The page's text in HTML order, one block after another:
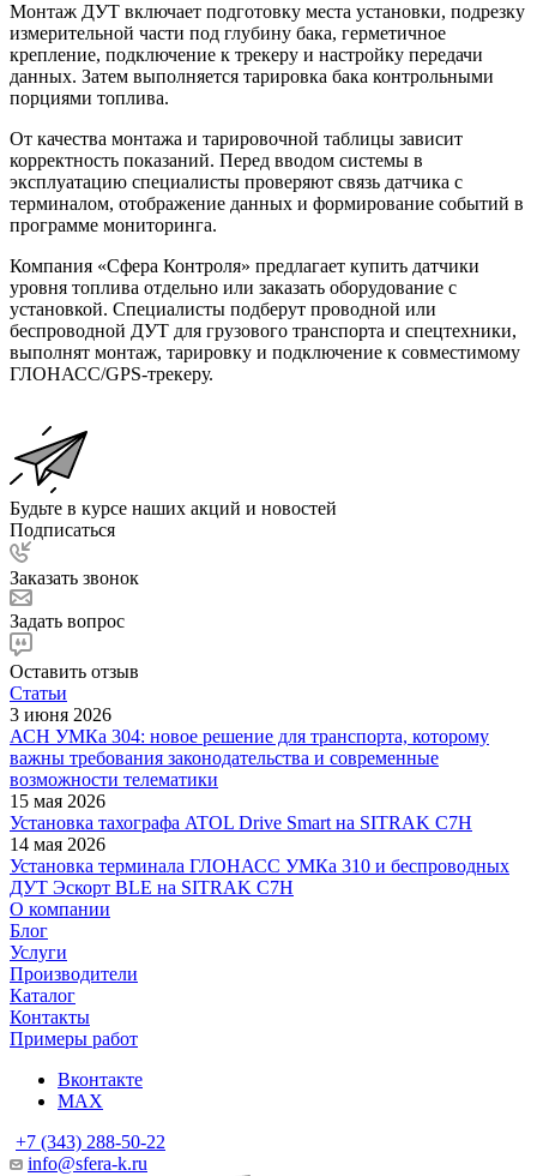
Монтаж ДУТ включает подготовку места установки, подрезку
измерительной части под глубину бака, герметичное
крепление, подключение к трекеру и настройку передачи
данных. Затем выполняется тарировка бака контрольными
порциями топлива.
От качества монтажа и тарировочной таблицы зависит
корректность показаний. Перед вводом системы в
эксплуатацию специалисты проверяют связь датчика с
терминалом, отображение данных и формирование событий в
программе мониторинга.
Компания «Сфера Контроля» предлагает купить датчики
уровня топлива отдельно или заказать оборудование с
установкой. Специалисты подберут проводной или
беспроводной ДУТ для грузового транспорта и спецтехники,
выполнят монтаж, тарировку и подключение к совместимому
ГЛОНАСС/GPS-трекеру.
Будьте в курсе наших акций и новостей
Подписаться
Заказать звонок
Задать вопрос
Оставить отзыв
Статьи
3 июня 2026
АСН УМКа 304: новое решение для транспорта, которому
важны требования законодательства и современные
возможности телематики
15 мая 2026
Установка тахографа ATOL Drive Smart на SITRAK C7H
14 мая 2026
Установка терминала ГЛОНАСС УМКа 310 и беспроводных
ДУТ Эскорт BLE на SITRAK C7H
О компании
Блог
Услуги
Производители
Каталог
Контакты
Примеры работ
Вконтакте
MAX
+7 (343) 288-50-22
info@sfera-k.ru